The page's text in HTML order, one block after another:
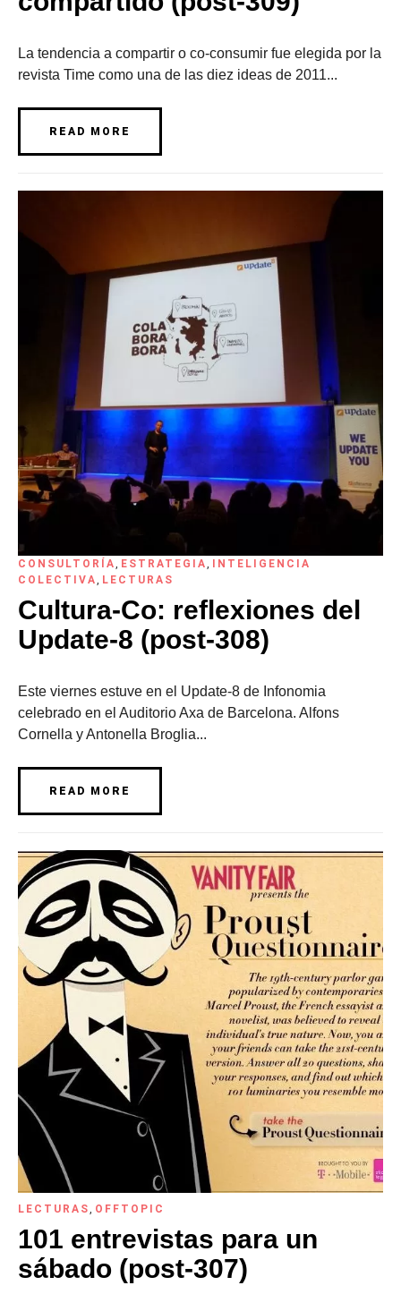
La tendencia a compartir o co-consumir fue elegida por la
revista Time como una de las diez ideas de 2011...
READ MORE
CONSULTORÍA, ESTRATEGIA,
INTELIGENCIA
COLECTIVA, LECTURAS
Cultura-Co: reflexiones del
Update-8 (post-308)
Este viernes estuve en el Update-8 de Infonomia
celebrado en el Auditorio Axa de Barcelona. Alfons
Cornella y Antonella Broglia...
READ MORE
LECTURAS OFFTOPIC
101 entrevistas para un
sábado (post-307)